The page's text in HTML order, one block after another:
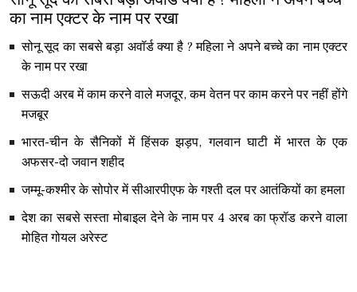
का नाम एक्टर के नाम पर रखा
सोनू सूद का सबसे बड़ा अवॉर्ड क्या है ? महिला ने अपने बच्चे का नाम एक्टर
के नाम पर रखा
सऊदी अरब में काम करने वाले मजदूर, कम वेतन पर काम करने पर नहीं होंगे
मजबूर
भारत-चीन के सैनिकों में हिंसक झड़प, गलवान घाटी में भारत के एक
अफसर-दो जवान शहीद
जम्मू-कश्मीर के सोपोर में सीआरपीएफ के गश्ती दल पर आतंकियों का हमला
देश का सबसे सस्ता मोबाइल देने के नाम पर 4 अरब का फ्रॉड करने वाला
मोहित गोयल अरेस्ट